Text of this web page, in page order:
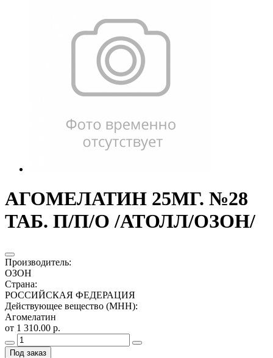
АГОМЕЛАТИН 25МГ. №28
ТАБ. П/П/О /АТОЛЛ/ОЗОН/
Производитель:
ОЗОН
Страна:
РОССИЙСКАЯ ФЕДЕРАЦИЯ
Действующее вещество (МНН):
Агомелатин
от 1 310.00 р.
Под заказ